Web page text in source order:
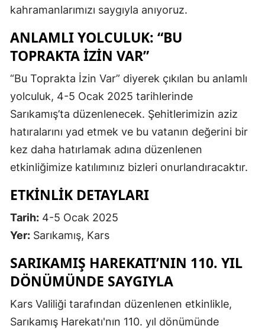
Mersin
İstanbul
İzmir
Kars
Kastamonu
Kocaeli
Kütahya
kahramanlarımızı saygıyla anıyoruz.
ANLAMLI YOLCULUK: “BU
TOPRAKTA İZIN VAR”
“Bu Toprakta İzin Var” diyerek çıkılan bu anlamlı
yolculuk, 4-5 Ocak 2025 tarihlerinde
Sarıkamış’ta düzenlenecek. Şehitlerimizin aziz
hatıralarını yad etmek ve bu vatanın değerini bir
kez daha hatırlamak adına düzenlenen
etkinliğimize katılımınız bizleri onurlandıracaktır.
ETKINLIK DETAYLARI
Tarih: 4-5 Ocak 2025
Yer: Sarıkamış, Kars
SARIKAMIŞ HAREKATI’NIN 110. YIL
DÖNÜMÜNDE SAYGIYLA
Kars Valiliği tarafından düzenlenen etkinlikle,
Sarıkamış Harekatı'nın 110. yıl dönümünde